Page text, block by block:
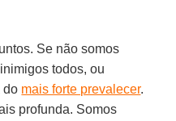
Se não somos
todos, ou
do mais forte prevalecer.
profunda. Somos